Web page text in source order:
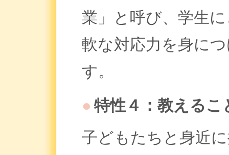
業」と呼び、学生
軟な対応力を身に
す。
● 特性４：教えるこ
子どもたちと身近